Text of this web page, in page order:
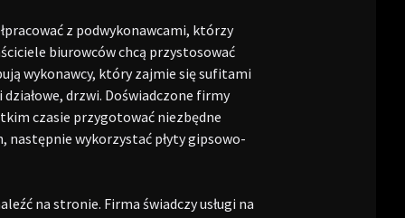
z podwykonawcami, którzy
biurowców chcą przystosować
wykonawcy, który zajmie się sufitami
drzwi. Doświadczone firmy
czasie przygotować niezbędne
następnie wykorzystać płyty gipsowo-
na stronie. Firma świadczy usługi na